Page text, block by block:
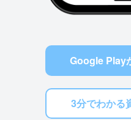
Google Play
3分でわかる